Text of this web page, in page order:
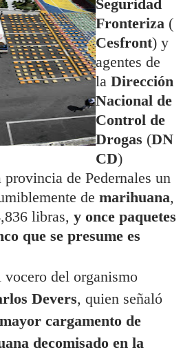
Seguridad
Fronteriza (
Cesfront) y
agentes de
la Dirección
Nacional de
Control de
Drogas (DN
CD)
de Pedernales un
de marihuana,
libras, y once paquetes
que se presume es
del organismo
Devers, quien señaló
cargamento de
decomisado en la